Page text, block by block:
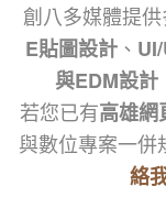
創八多媒體提
E貼圖設計、
與EDM設計
若您已有高雄網
與數位專案一併
絡